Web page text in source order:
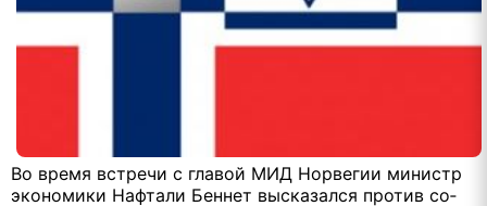
Во вре­мя встре­чи с гла­вой МИД Нор­ве­гии ми­нистр
эко­но­ми­ки Наф­та­ли Беннет вы­ска­зал­ся про­тив со­